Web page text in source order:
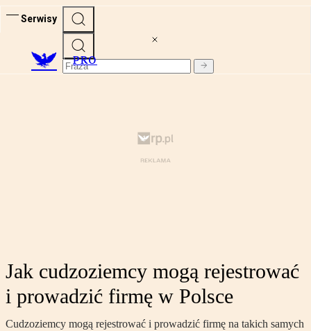
Serwisy
PRO
Jak cudzoziemcy mogą rejestrować
i prowadzić firmę w Polsce
Cudzoziemcy mogą rejestrować i prowadzić firmę na takich samych